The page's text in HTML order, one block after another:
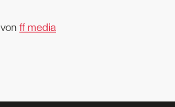
von ff media